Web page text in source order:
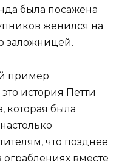
была посажена
женился на
заложницей.
пример
история Петти
которая была
что позднее
вместе